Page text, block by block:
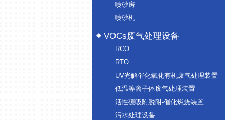
喷砂房
喷砂机
VOCs废气处理设备
RCO
RTO
UV光解催化氧化有机废气处理装置
低温等离子体废气处理装置
活性碳吸附脱附-催化燃烧装置
污水处理设备